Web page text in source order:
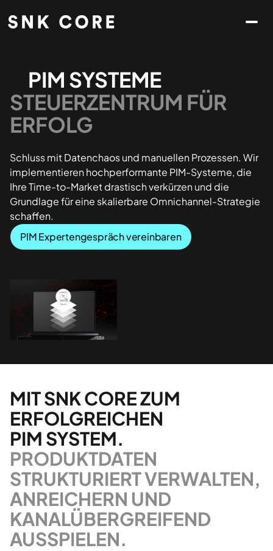
PIM SYSTEME
STEUERZENTRUM FÜR
ERFOLG
Schluss mit Datenchaos und manuellen Prozessen. Wir
implementieren hochperformante PIM-Systeme, die
Ihre Time-to-Market drastisch verkürzen und die
Grundlage für eine skalierbare Omnichannel-Strategie
schaffen.
PIM Expertengespräch vereinbaren
MIT SNK CORE ZUM
ERFOLGREICHEN
PIM SYSTEM.
PRODUKTDATEN
STRUKTURIERT VERWALTEN,
ANREICHERN UND
KANALÜBERGREIFEND
AUSSPIELEN.